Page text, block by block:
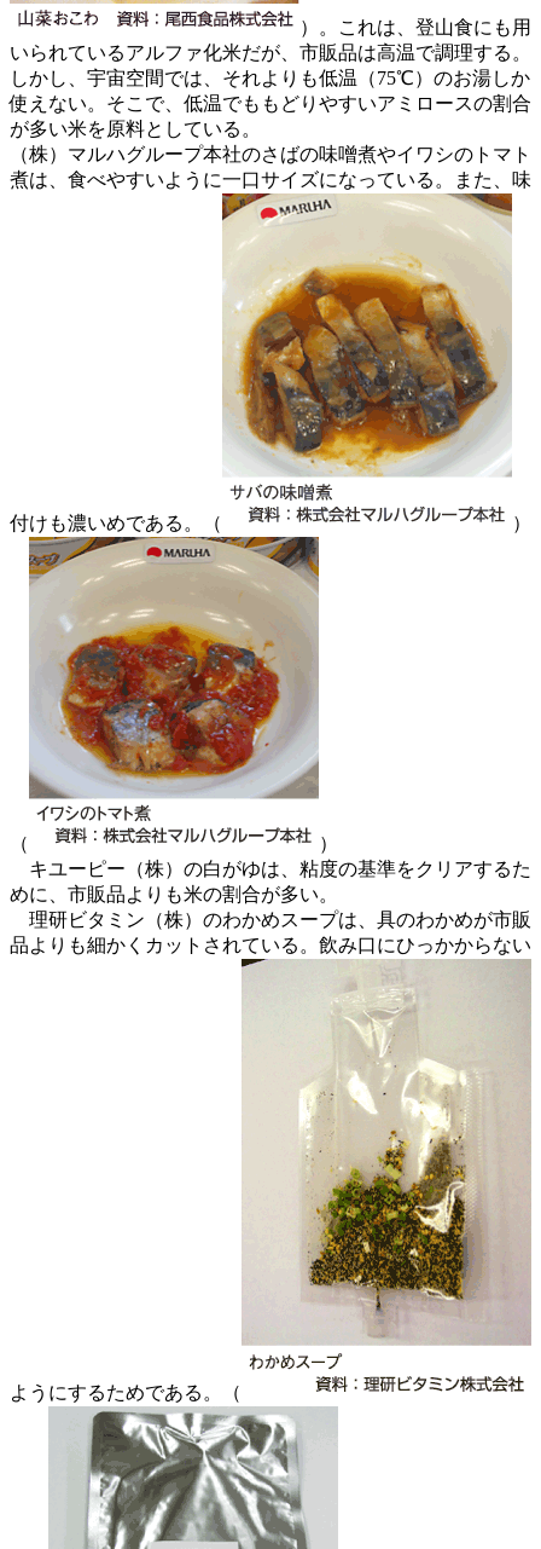
）。これは、登山食にも用
いられているアルファ化米だが、市販品は高温で調理する。
しかし、宇宙空間では、それよりも低温（75℃）のお湯しか
使えない。そこで、低温でももどりやすいアミロースの割合
が多い米を原料としている。
（株）マルハグループ本社のさばの味噌煮やイワシのトマト
煮は、食べやすいように一口サイズになっている。また、味
付けも濃いめである。（ ）
（
）
キユーピー（株）の白がゆは、粘度の基準をクリアするた
めに、市販品よりも米の割合が多い。
理研ビタミン（株）のわかめスープは、具のわかめが市販
品よりも細かくカットされている。飲み口にひっかからない
ようにするためである。（